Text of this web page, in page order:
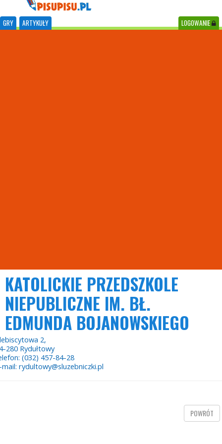
GRY ARTYKUŁY LOGOWANIE
KATOLICKIE PRZEDSZKOLE
NIEPUBLICZNE IM. BŁ.
EDMUNDA BOJANOWSKIEGO
2,
280 Rydułtowy
(032) 457-84-28
rydultowy@sluzebniczki.pl
POWRÓT